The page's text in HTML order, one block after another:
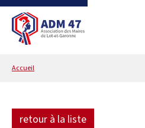
Accueil
retour à la liste